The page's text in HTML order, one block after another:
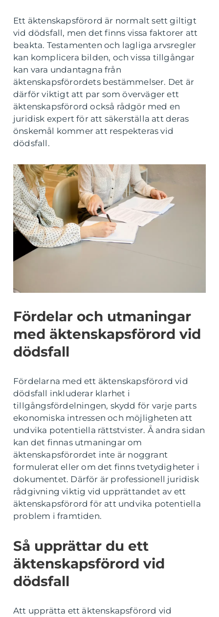
Ett äktenskapsförord är normalt sett giltigt
vid dödsfall, men det finns vissa faktorer att
beakta. Testamenten och lagliga arvsregler
kan komplicera bilden, och vissa tillgångar
kan vara undantagna från
äktenskapsförordets bestämmelser. Det är
därför viktigt att par som överväger ett
äktenskapsförord också rådgör med en
juridisk expert för att säkerställa att deras
önskemål kommer att respekteras vid
dödsfall.
Fördelar och utmaningar
med äktenskapsförord vid
dödsfall
Fördelarna med ett äktenskapsförord vid
dödsfall inkluderar klarhet i
tillgångsfördelningen, skydd för varje parts
ekonomiska intressen och möjligheten att
undvika potentiella rättstvister. Å andra sidan
kan det finnas utmaningar om
äktenskapsförordet inte är noggrant
formulerat eller om det finns tvetydigheter i
dokumentet. Därför är professionell juridisk
rådgivning viktig vid upprättandet av ett
äktenskapsförord för att undvika potentiella
problem i framtiden.
Så upprättar du ett
äktenskapsförord vid
dödsfall
Att upprätta ett äktenskapsförord vid